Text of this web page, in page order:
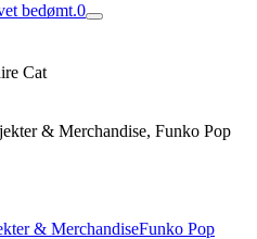
bedømt.0
Cat
& Merchandise, Funko Pop
& MerchandiseFunko Pop